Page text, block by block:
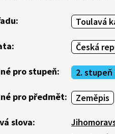
Toulavá
Česká
pro stupeň: 2. stupeň
pro předmět: Zeměpis
slova: